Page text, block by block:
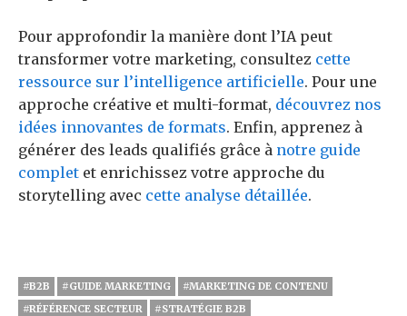
Pour approfondir la manière dont l’IA peut
transformer votre marketing, consultez cette
ressource sur l’intelligence artificielle. Pour une
approche créative et multi-format, découvrez nos
idées innovantes de formats. Enfin, apprenez à
générer des leads qualifiés grâce à notre guide
complet et enrichissez votre approche du
storytelling avec cette analyse détaillée.
#B2B #GUIDE MARKETING
#MARKETING DE CONTENU
#RÉFÉRENCE SECTEUR
#STRATÉGIE B2B